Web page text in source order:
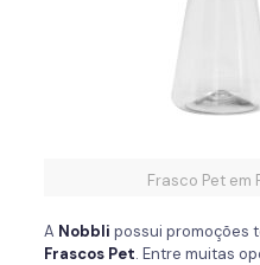
Frasco Pet em
A Nobbli possui promoções
Frascos Pet. Entre muitas